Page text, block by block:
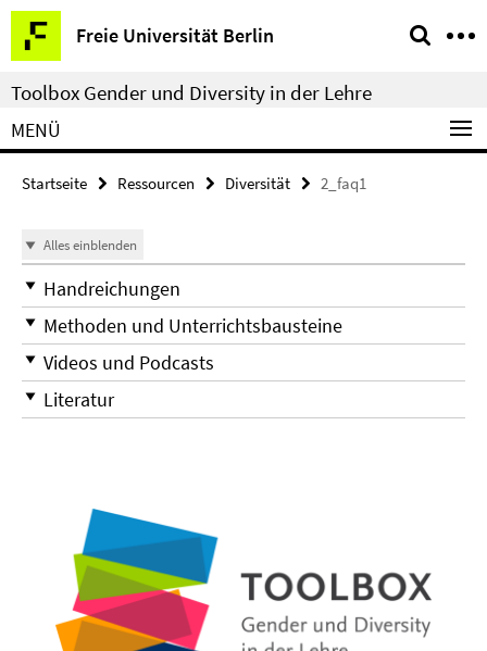
Springe
direkt
zu
Inhalt
Freie Universität Berlin
Service-
Navigation
Toolbox Gender und Diversity in der Lehre
MENÜ
Startseite Ressourcen Diversität 2_faq1
Alles einblenden
Handreichungen
Methoden und Unterrichtsbausteine
Videos und Podcasts
Literatur